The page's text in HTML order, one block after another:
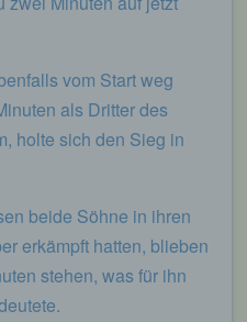
vom Start weg
als Dritter des
holte sich den Sieg in
beide Söhne in ihren
erkämpft hatten, blieben
stehen, was für ihn
Person unter
Daten
Inhalte oder
aufgrund der Natur der
angeboten
Personen steht die
Registrierung
vollständig aus dem
lassen.
erteilt
auf Anfrage